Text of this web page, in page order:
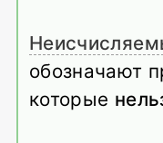
обозначают
которые